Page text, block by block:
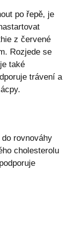
po řepě, je
z červené
Rozjede se
také
trávení a
rovnováhy
cholesterolu